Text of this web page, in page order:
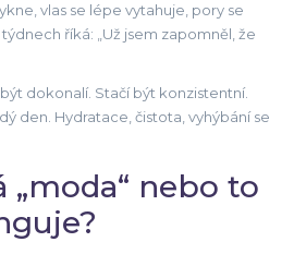
vlas se lépe vytahuje, pory se
říká: „Už jsem zapomněl, že
dokonalí. Stačí být konzistentní.
den. Hydratace, čistota, vyhýbání se
„moda“ nebo to